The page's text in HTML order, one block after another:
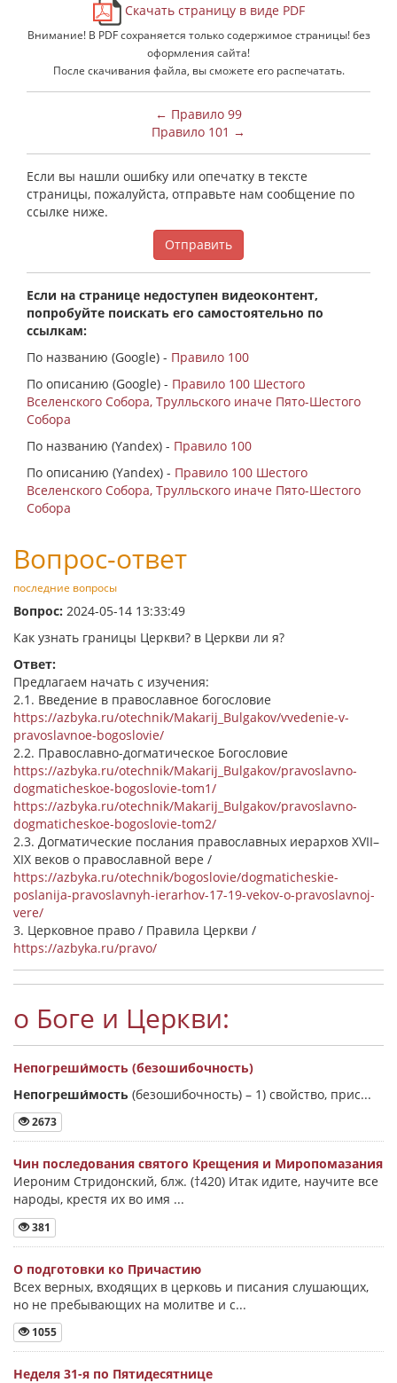
Скачать страницу в виде PDF
Внимание! В PDF сохраняется только содержимое страницы! без
оформления сайта!
После скачивания файла, вы сможете его распечатать.
← Правило 99
Правило 101 →
Если вы нашли ошибку или опечатку в тексте
страницы, пожалуйста, отправьте нам сообщение по
ссылке ниже.
Отправить
Если на странице недоступен видеоконтент,
попробуйте поискать его самостоятельно по
ссылкам:
По названию (Google) - Правило 100
По описанию (Google) - Правило 100 Шестого
Вселенского Собора, Трулльского иначе Пято-Шестого
Собора
По названию (Yandex) - Правило 100
По описанию (Yandex) - Правило 100 Шестого
Вселенского Собора, Трулльского иначе Пято-Шестого
Собора
Вопрос-ответ
последние вопросы
Вопрос: 2024-05-14 13:33:49
Как узнать границы Церкви? в Церкви ли я?
Ответ:
Предлагаем начать с изучения:
2.1. Введение в православное богословие
https://azbyka.ru/otechnik/Makarij_Bulgakov/vvedenie-v-
pravoslavnoe-bogoslovie/
2.2. Православно-догматическое Богословие
https://azbyka.ru/otechnik/Makarij_Bulgakov/pravoslavno-
dogmaticheskoe-bogoslovie-tom1/
https://azbyka.ru/otechnik/Makarij_Bulgakov/pravoslavno-
dogmaticheskoe-bogoslovie-tom2/
2.3. Догматические послания православных иерархов XVII–
XIX веков о православной вере /
https://azbyka.ru/otechnik/bogoslovie/dogmaticheskie-
poslanija-pravoslavnyh-ierarhov-17-19-vekov-o-pravoslavnoj-
vere/
3. Церковное право / Правила Церкви /
https://azbyka.ru/pravo/
о Боге и Церкви:
Непогреши́мость (безошибочность)
Непогреши́мость (безошибочность) – 1) свойство, прис...
2673
Чин последования святого Крещения и Миропомазания
Иероним Стридонский, блж. (†420) Итак идите, научите все
народы, крестя их во имя ...
381
О подготовки ко Причастию
Всех верных, входящих в церковь и писания слушающих,
но не пребывающих на молитве и с...
1055
Неделя 31-я по Пятидесятнице